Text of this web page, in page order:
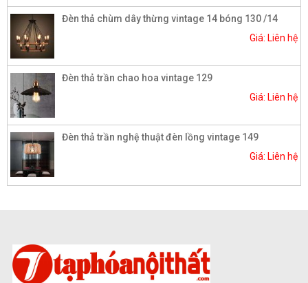
Đèn thả chùm dây thừng vintage 14 bóng 130 /14
Giá: Liên hệ
Đèn thả trần chao hoa vintage 129
Giá: Liên hệ
Đèn thả trần nghệ thuật đèn lồng vintage 149
Giá: Liên hệ